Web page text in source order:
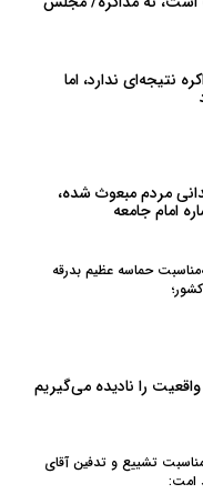
نتیجه‌ای ندارد، اما
مردم مبعوث شده،
امام جامعه
حماسه عظیم بدرقه
را نادیده می‌گیریم
تشییع و تدفین آقای
امت: